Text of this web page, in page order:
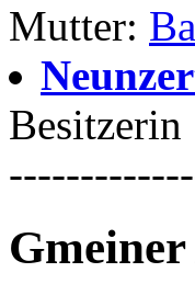
Mutter:
Besitzerin